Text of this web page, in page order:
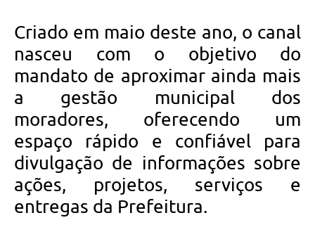
Criado em maio deste ano, o canal
nasceu com o objetivo do
mandato de aproximar ainda mais
a gestão municipal dos
moradores, oferecendo um
espaço rápido e confiável para
divulgação de informações sobre
ações, projetos, serviços e
entregas da Prefeitura.